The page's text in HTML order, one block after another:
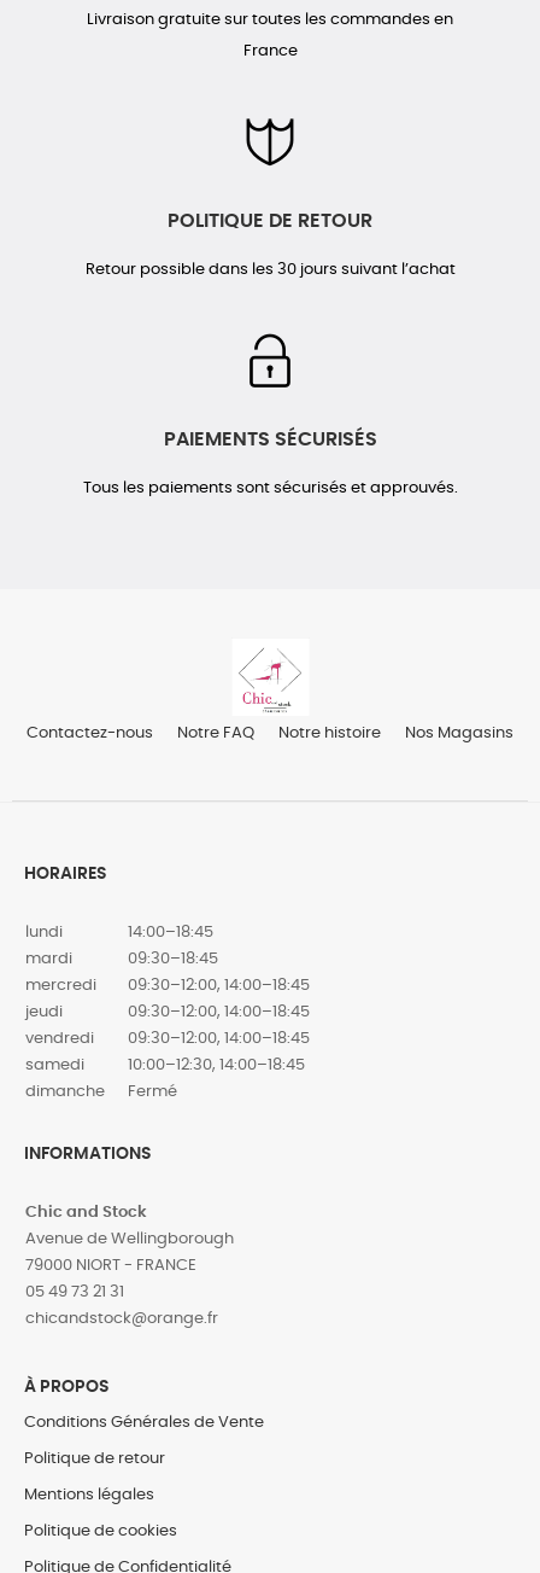
Livraison gratuite sur toutes les commandes en
France
POLITIQUE DE RETOUR
Retour possible dans les 30 jours suivant l’achat
PAIEMENTS SÉCURISÉS
Tous les paiements sont sécurisés et approuvés.
Contactez-nous Notre FAQ Notre histoire Nos Magasins
HORAIRES
lundi
14:00–18:45
mardi
09:30–18:45
mercredi
09:30–12:00, 14:00–18:45
jeudi
09:30–12:00, 14:00–18:45
vendredi
09:30–12:00, 14:00–18:45
samedi
10:00–12:30, 14:00–18:45
dimanche
Fermé
INFORMATIONS
Chic and Stock
Avenue de Wellingborough
79000 NIORT - FRANCE
05 49 73 21 31
‎chicandstock@orange.fr
À PROPOS
Conditions Générales de Vente
Politique de retour
Mentions légales
Politique de cookies
Politique de Confidentialité